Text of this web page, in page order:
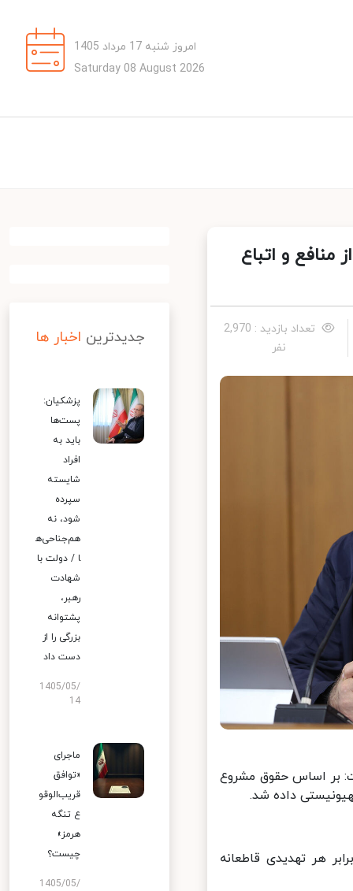
امروز شنبه 17 مرداد 1405
Saturday 08 August 2026
و اتباع
تعداد بازدید : 2,970
نفر
ایکس نوشت: بر اساس حقوق مشروع
داده شد.
هر تهدیدی قاطعانه
جدیدترین اخبار ها
پزشکیان:
پست‌ها
باید به
افراد
شایسته
سپرده
شود، نه
هم‌جناحی‌ه
ا / دولت با
شهادت
رهبر،
پشتوانه
بزرگی را از
دست داد
1405/05/
14
ماجرای
«توافق
قریب‌الوقو
ع تنگه
هرمز»
چیست؟
1405/05/